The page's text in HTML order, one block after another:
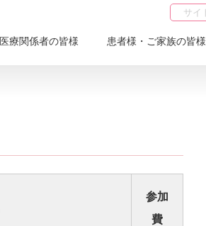
医療関係者の皆様 患者様・ご家族の皆様
参加
費